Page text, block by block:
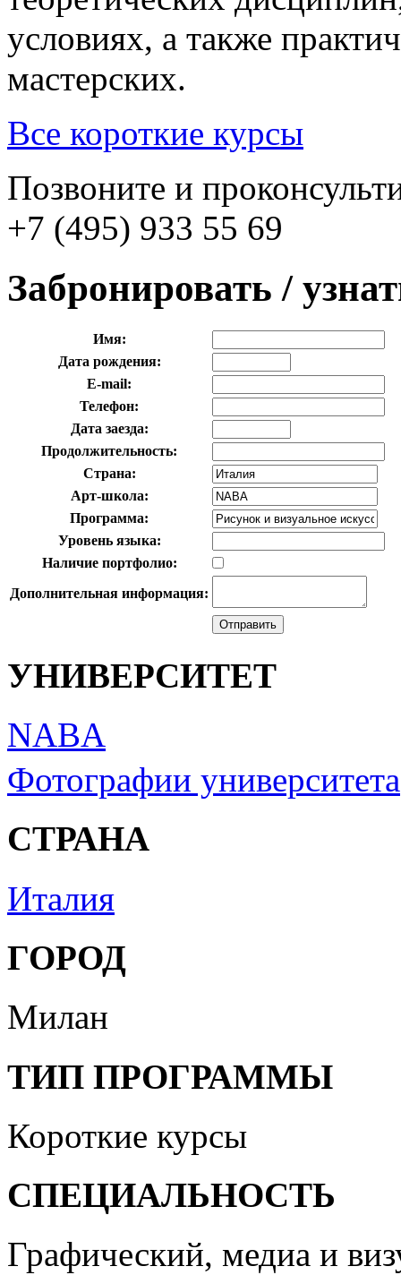
условиях, а также
мастерских.
Все короткие курсы
Позвоните и
+7 (495) 933 55 69
Забронировать /
Имя:
Дата рождения:
E-mail:
Телефон:
Дата заезда:
Продолжительность:
Страна:
Арт-школа:
Программа:
Уровень языка:
Наличие портфолио:
Дополнительная информация:
УНИВЕРСИТЕТ
NABA
Фотографии университета
СТРАНА
Италия
ГОРОД
Милан
ТИП ПРОГРАММЫ
Короткие курсы
СПЕЦИАЛЬНОСТЬ
Графический, медиа и